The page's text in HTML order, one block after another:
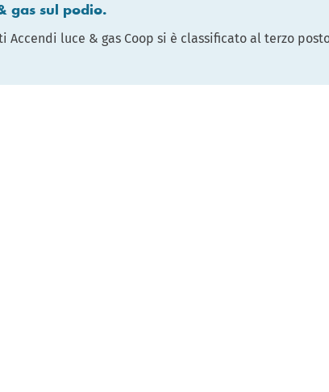
gas sul podio.
Accendi luce & gas Coop si è classificato al terzo